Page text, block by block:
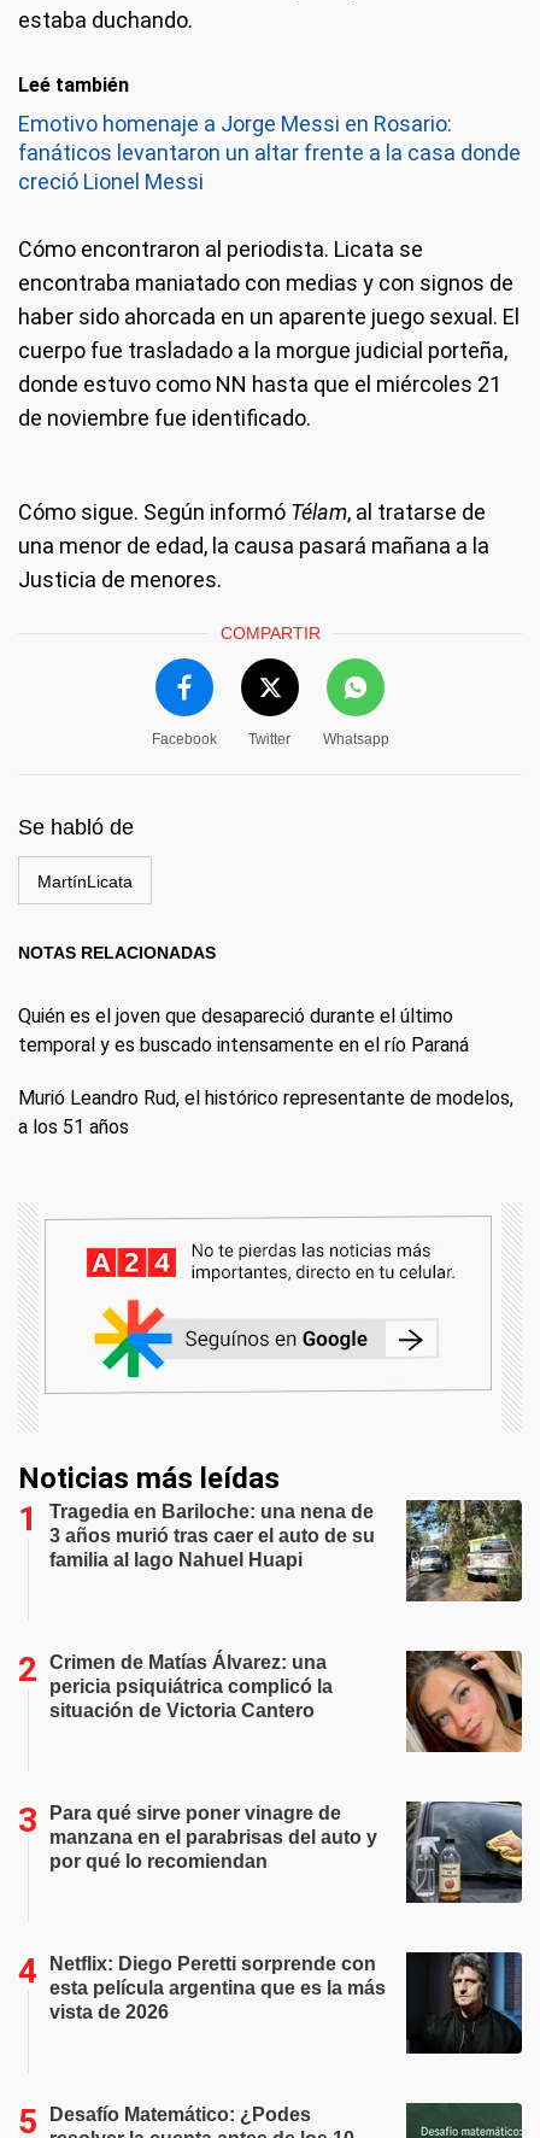
estaba duchando.
Leé también
Emotivo homenaje a Jorge Messi en Rosario:
fanáticos levantaron un altar frente a la casa donde
creció Lionel Messi
Cómo encontraron al periodista. Licata se
encontraba maniatado con medias y con signos de
haber sido ahorcada en un aparente juego sexual. El
cuerpo fue trasladado a la morgue judicial porteña,
donde estuvo como NN hasta que el miércoles 21
de noviembre fue identificado.
Cómo sigue. Según informó Télam, al tratarse de
una menor de edad, la causa pasará mañana a la
Justicia de menores.
COMPARTIR
Facebook Twitter Whatsapp
Se habló de
MartínLicata
NOTAS RELACIONADAS
Quién es el joven que desapareció durante el último
temporal y es buscado intensamente en el río Paraná
Murió Leandro Rud, el histórico representante de modelos,
a los 51 años
Noticias más leídas
Tragedia en Bariloche: una nena de
3 años murió tras caer el auto de su
familia al lago Nahuel Huapi
Crimen de Matías Álvarez: una
pericia psiquiátrica complicó la
situación de Victoria Cantero
Para qué sirve poner vinagre de
manzana en el parabrisas del auto y
por qué lo recomiendan
Netflix: Diego Peretti sorprende con
esta película argentina que es la más
vista de 2026
Desafío Matemático: ¿Podes